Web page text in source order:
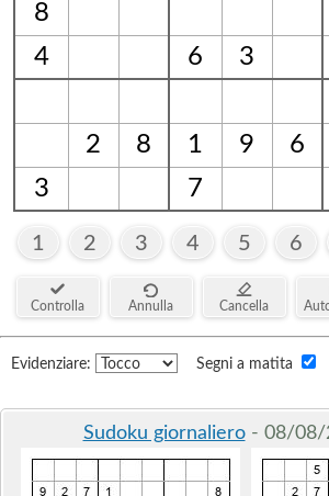
8
4
6
3
2
8 1 9 6
3
7
1 2 3 4 5 6
Controlla Annulla Cancella
Evidenziare: Segni a matita
Sudoku giornaliero- 08/08/